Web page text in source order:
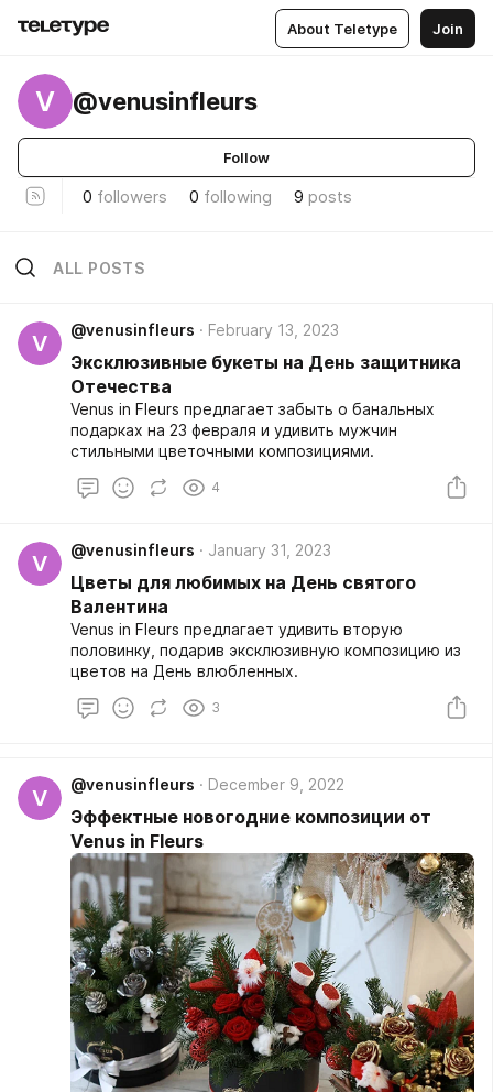
About Teletype Join
V @venusinfleurs
Follow
0 followers 0 following 9 posts
ALL POSTS
V
@venusinfleurs February 13, 2023
Эксклюзивные букеты на День защитника
Отечества
Venus in Fleurs предлагает забыть о банальных
подарках на 23 февраля и удивить мужчин
стильными цветочными композициями.
4
V
@venusinfleurs January 31, 2023
Цветы для любимых на День святого
Валентина
Venus in Fleurs предлагает удивить вторую
половинку, подарив эксклюзивную композицию из
цветов на День влюбленных.
3
V
@venusinfleurs December 9, 2022
Эффектные новогодние композиции от
Venus in Fleurs